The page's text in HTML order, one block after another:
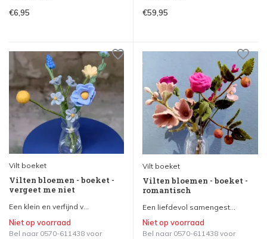
€6,95 €59,95
Vilt boeket
Vilten bloemen - boeket -
vergeet me niet
Een klein en verfijnd v...
Niet op voorraad
Bel naar 0570-611438 voor
Vilt boeket
Vilten bloemen - boeket -
romantisch
Een liefdevol samengest...
Niet op voorraad
Bel naar 0570-611438 voor